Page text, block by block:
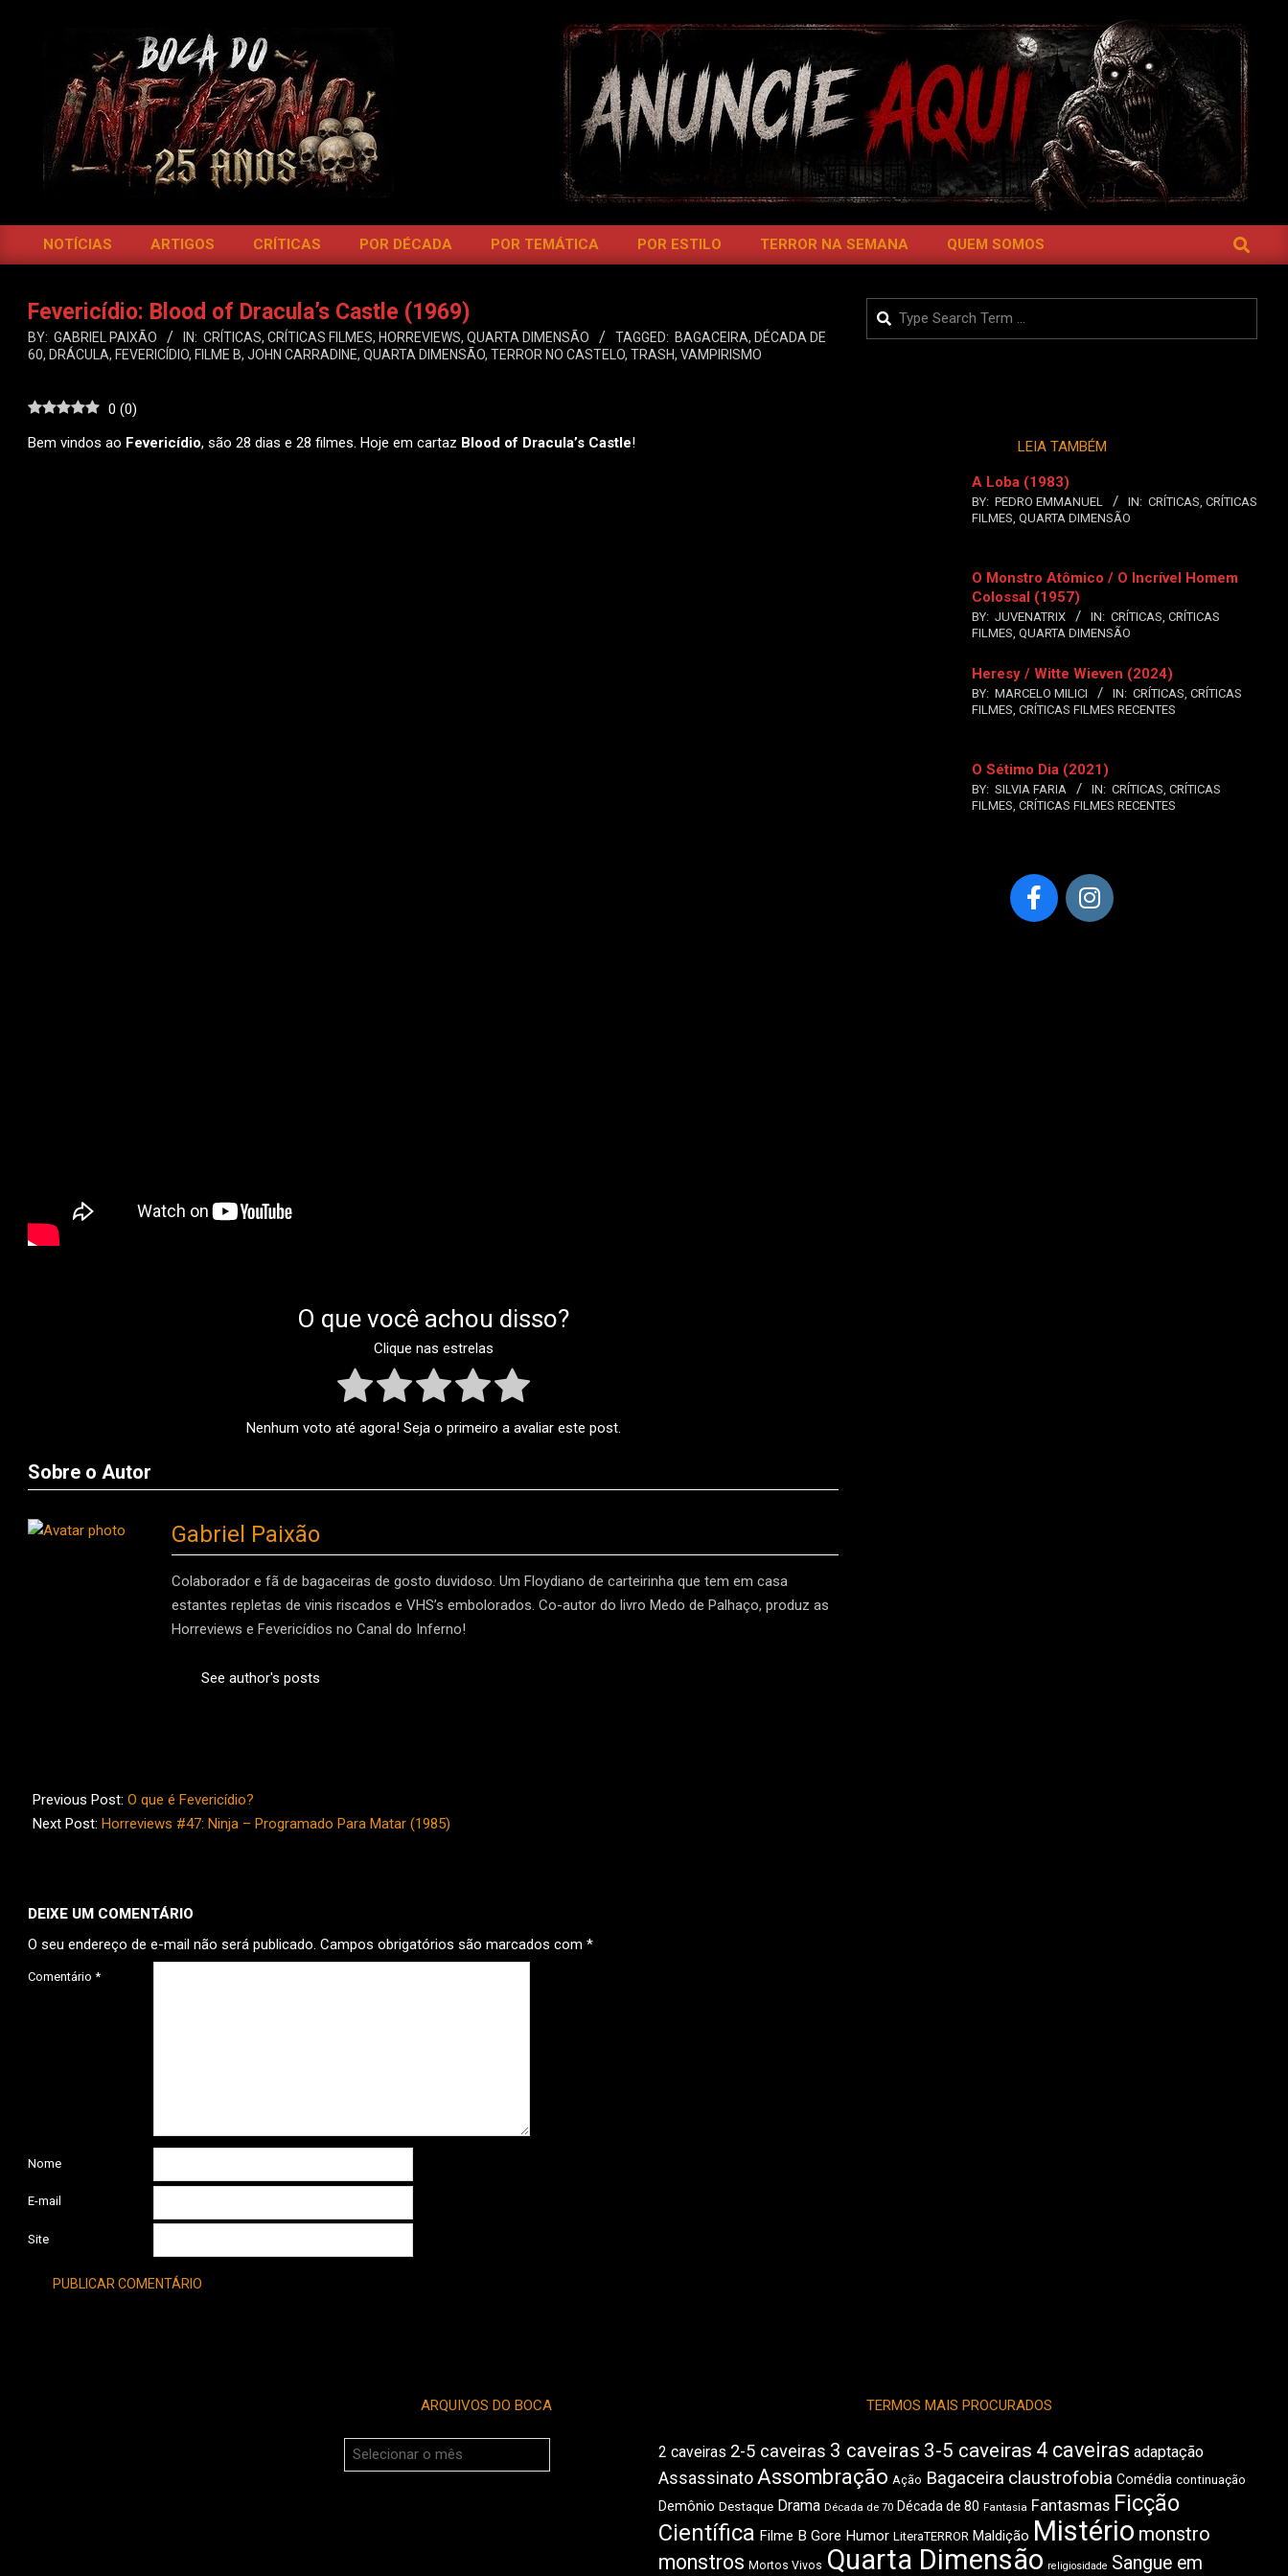
BOCA
DO
Primary
Menu
NOTÍCIAS ARTIGOS CRÍTICAS POR DÉCADA POR TEMÁTICA POR ESTILO TERROR NA SEMANA QUEM SOMOS SEARCH
Fevericídio: Blood of Dracula’s Castle (1969)
BY: GABRIEL PAIXÃO IN: CRÍTICAS, CRÍTICAS FILMES, HORREVIEWS, QUARTA DIMENSÃO TAGGED: BAGACEIRA, DÉCADA DE
60, DRÁCULA, FEVERICÍDIO, FILME B, JOHN CARRADINE, QUARTA DIMENSÃO, TERROR NO CASTELO, TRASH, VAMPIRISMO
0 (0)
Bem vindos ao Fevericídio, são 28 dias e 28 filmes. Hoje em cartaz Blood of Dracula’s Castle!
O que você achou disso?
Clique nas estrelas
Nenhum voto até agora! Seja o primeiro a avaliar este post.
Sobre o Autor
Gabriel Paixão
Colaborador e fã de bagaceiras de gosto duvidoso. Um Floydiano de carteirinha que tem em casa
estantes repletas de vinis riscados e VHS’s embolorados. Co-autor do livro Medo de Palhaço, produz as
Horreviews e Fevericídios no Canal do Inferno!
See author's posts
02-
01
Previous Post: O que é Fevericídio?
Next Post: Horreviews #47: Ninja – Programado Para Matar (1985)
DEIXE UM COMENTÁRIO
O seu endereço de e-mail não será publicado. Campos obrigatórios são marcados com *
Comentário *
Nome
E-mail
Site
Search
LEIA TAMBÉM
A Loba (1983)
BY: PEDRO EMMANUEL IN: CRÍTICAS, CRÍTICAS
FILMES, QUARTA DIMENSÃO
O Monstro Atômico / O Incrível Homem
Colossal (1957)
BY: JUVENATRIX IN: CRÍTICAS, CRÍTICAS
FILMES, QUARTA DIMENSÃO
Heresy / Witte Wieven (2024)
BY: MARCELO MILICI IN: CRÍTICAS, CRÍTICAS
FILMES, CRÍTICAS FILMES RECENTES
O Sétimo Dia (2021)
BY: SILVIA FARIA IN: CRÍTICAS, CRÍTICAS
FILMES, CRÍTICAS FILMES RECENTES
ARQUIVOS DO BOCA
Arquivos
do
TERMOS MAIS PROCURADOS
2 caveiras 2-5 caveiras 3 caveiras 3-5 caveiras 4 caveiras adaptação
Assassinato Assombração Ação Bagaceira claustrofobia Comédia continuação
Demônio Destaque Drama Década de 70 Década de 80 Fantasia Fantasmas Ficção
Científica Filme B Gore Humor LiteraTERROR Maldição Mistério monstro
monstros Mortos Vivos Quarta Dimensão religiosidade Sangue em